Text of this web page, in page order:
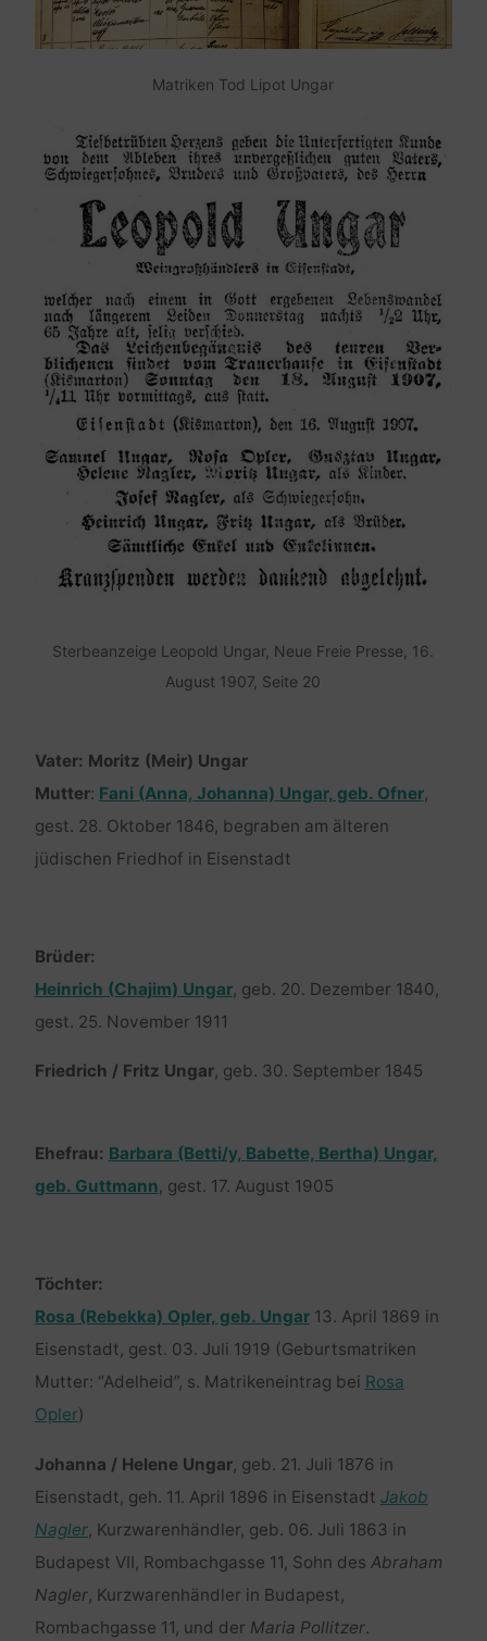
Matriken Tod Lipot Ungar
Sterbeanzeige Leopold Ungar, Neue Freie Presse, 16.
August 1907, Seite 20
Vater: Moritz (Meir) Ungar
Mutter: Fani (Anna, Johanna) Ungar, geb. Ofner,
gest. 28. Oktober 1846, begraben am älteren
jüdischen Friedhof in Eisenstadt
Brüder:
Heinrich (Chajim) Ungar, geb. 20. Dezember 1840,
gest. 25. November 1911
Friedrich / Fritz Ungar, geb. 30. September 1845
Ehefrau: Barbara (Betti/y, Babette, Bertha) Ungar,
geb. Guttmann, gest. 17. August 1905
Töchter:
Rosa (Rebekka) Opler, geb. Ungar13. April 1869 in
Eisenstadt, gest. 03. Juli 1919 (Geburtsmatriken
Mutter: “Adelheid”, s. Matrikeneintrag bei Rosa
Opler)
Johanna / Helene Ungar, geb. 21. Juli 1876 in
Eisenstadt, geh. 11. April 1896 in Eisenstadt Jakob
Nagler, Kurzwarenhändler, geb. 06. Juli 1863 in
Budapest VII, Rombachgasse 11, Sohn des Abraham
Nagler, Kurzwarenhändler in Budapest,
Rombachgasse 11, und der Maria Pollitzer.